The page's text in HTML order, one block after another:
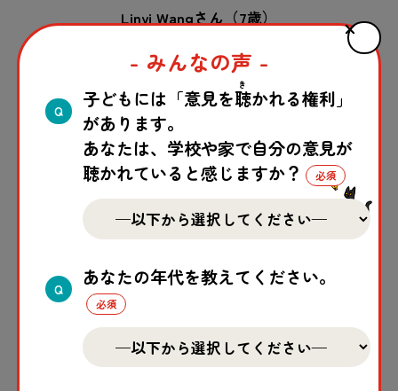
Linyi Wangさん（7歳）
タイトル：ダイヤモンドブック
- みんなの声 -
Q
子どもには「意見を聴
き
かれる権利」
があります。
あなたは、学校や家で自分の意見が
聴かれていると感じますか？
Q
あなたの年代を教えてください。